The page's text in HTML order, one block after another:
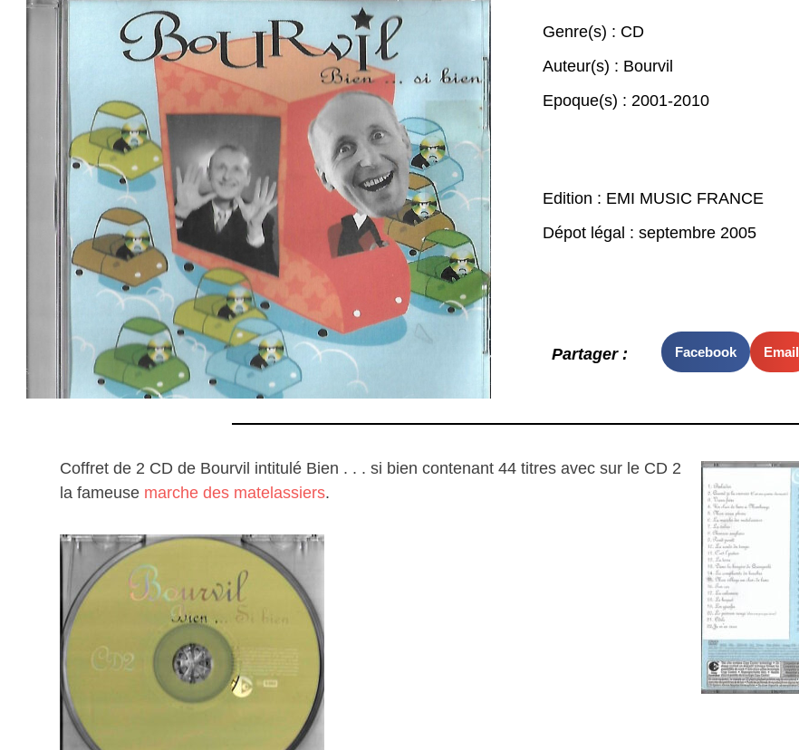
Genre(s) : CD
Auteur(s) : Bourvil
Epoque(s) : 2001-2010
Edition : EMI MUSIC FRANCE
Dépot légal : septembre 2005
Partager : Facebook Email
Coffret de 2 CD de Bourvil intitulé Bien . . . si bien contenant 44 titres avec sur le CD 2
la fameuse marche des matelassiers.